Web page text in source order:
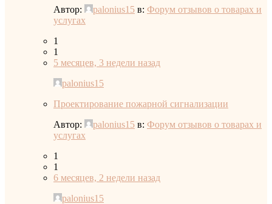
Автор:
palonius15 в: Форум отзывов о товарах и
услугах
1
1
5 месяцев, 3 недели назад
palonius15
Проектирование пожарной сигнализации
Автор:
palonius15 в: Форум отзывов о товарах и
услугах
1
1
6 месяцев, 2 недели назад
palonius15